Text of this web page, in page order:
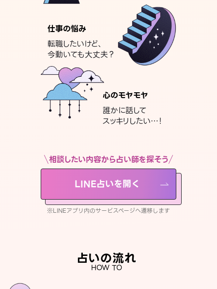
仕事の悩み
転職したいけど、
今動いても大丈夫？
心のモヤモヤ
誰かに話して
スッキリしたい…！
相談したい内容から占い師を探そう
LINE占いを開く
※LINEアプリ内のサービスページへ遷移します
占いの流れ
HOW TO